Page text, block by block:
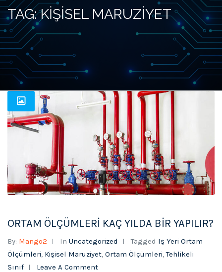
TAG: KIŞISEL MARUZIYET
ORTAM ÖLÇÜMLERİ KAÇ YILDA BİR YAPILIR?
By: Mango2 In Uncategorized Tagged Iş Yeri Ortam
Ölçümleri, Kişisel Maruziyet, Ortam Ölçümleri,Tehlikeli
Sınıf
Leave A Comment